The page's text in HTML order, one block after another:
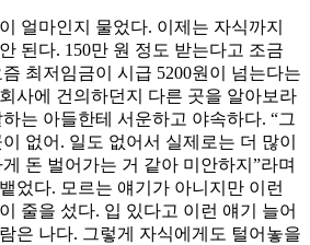
얼마인지 물었다. 이제는 자식까지
된다. 150만 원 정도 받는다고 조금
최저임금이 시급 5200원이 넘는다는
사에 건의하던지 다른 곳을 알아보라
는 아들한테 서운하고 야속하다. “그
없어. 일도 없어서 실제로는 더 많이
돈 벌어가는 거 같아 미안하지”라며
었다. 모르는 얘기가 아니지만 이런
줄을 섰다. 입 있다고 이런 얘기 늘어
은 나다. 그렇게 자식에게도 털어놓을